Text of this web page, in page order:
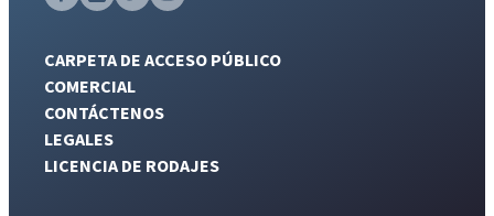
CARPETA DE ACCESO PÚBLICO
COMERCIAL
CONTÁCTENOS
LEGALES
LICENCIA DE RODAJES